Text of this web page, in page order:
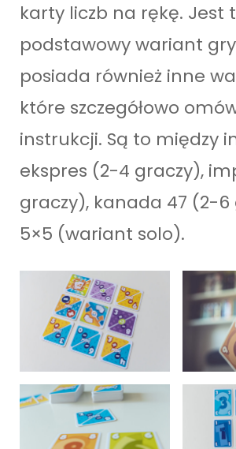
karty liczb na rękę. Jest
podstawowy wariant
posiada również inne
które szczegółowo
instrukcji. Są to między
ekspres (2-4 graczy),
graczy), kanada 47 (2-6
5×5 (wariant solo).